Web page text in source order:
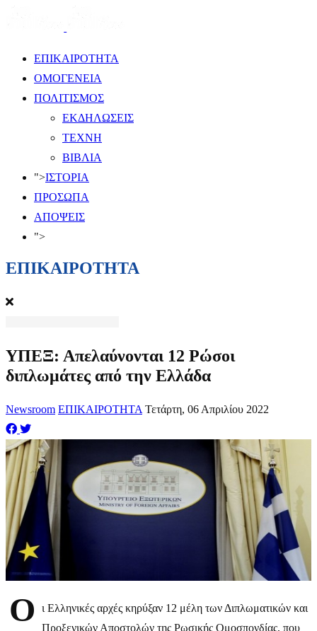
ΕΠΙΚΑΙΡΟΤΗΤΑ
ΟΜΟΓΕΝΕΙΑ
ΠΟΛΙΤΙΣΜΟΣ
ΕΚΔΗΛΩΣΕΙΣ
ΤΕΧΝΗ
ΒΙΒΛΙΑ
">ΙΣΤΟΡΙΑ
ΠΡΟΣΩΠΑ
ΑΠΟΨΕΙΣ
">
ΕΠΙΚΑΙΡΟΤΗΤΑ
ΥΠΕΞ: Απελαύνονται 12 Ρώσοι
διπλωμάτες από την Ελλάδα
Newsroom ΕΠΙΚΑΙΡΟΤΗΤΑ Τετάρτη, 06 Απριλίου 2022
Ο
ι Ελληνικές αρχές κηρύξαν 12 μέλη των Διπλωματικών και
Προξενικών Αποστολών της Ρωσικής Ομοσπονδίας, που